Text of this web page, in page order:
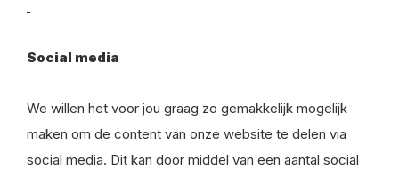
Social media
We willen het voor jou graag zo gemakkelijk mogelijk
maken om de content van onze website te delen via
social media. Dit kan door middel van een aantal social